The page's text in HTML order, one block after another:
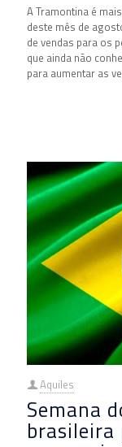
A Tramontina é
deste mês de
de vendas para os
que ainda não
para aumentar as
Aquiles
Semana